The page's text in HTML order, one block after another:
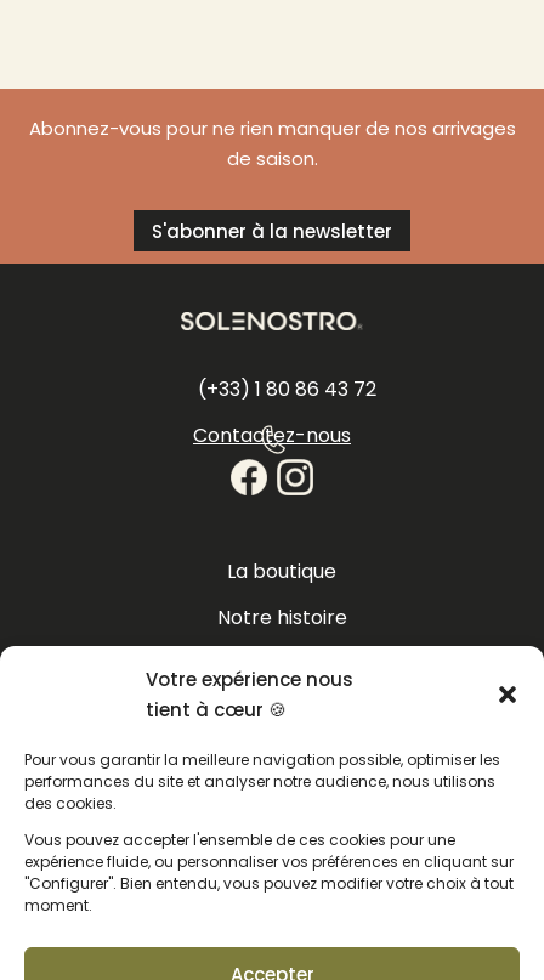
Votre expérience nous
tient à cœur 🍪
Pour vous garantir la meilleure navigation possible, optimiser les
performances du site et analyser notre audience, nous utilisons
des cookies.
Vous pouvez accepter l'ensemble de ces cookies pour une
expérience fluide, ou personnaliser vos préférences en cliquant sur
"Configurer". Bien entendu, vous pouvez modifier votre choix à tout
moment.
Accepter
Abonnez-vous pour ne rien manquer de nos arrivages
de saison.
S'abonner à la newsletter
(+33) 1 80 86 43 72
Contactez-nous
La boutique
Notre histoire
Recettes
FAQ
Conditions Générales de Vente
Politique de confidentialité